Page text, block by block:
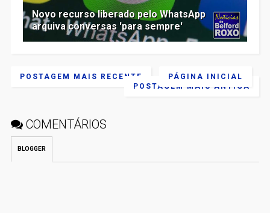
Novo recurso liberado pelo WhatsApp
arquiva conversas 'para sempre'
POSTAGEM MAIS RECENTE
POSTAGEM MAIS ANTIGA
PÁGINA INICIAL
COMENTÁRIOS
BLOGGER